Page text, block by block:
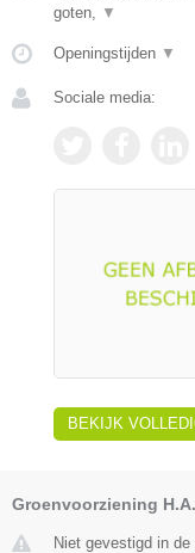
goten, ▼
Openingstijden ▼
Sociale media:
BEKIJK
Groenvoorziening
Niet gevestigd in